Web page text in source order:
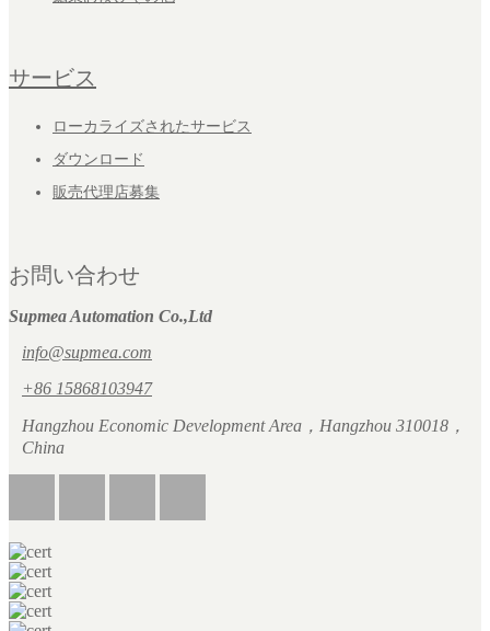
サービス
ローカライズされたサービス
ダウンロード
販売代理店募集
お問い合わせ
Supmea Automation Co.,Ltd
info@supmea.com
+86 15868103947
Hangzhou Economic Development Area，Hangzhou 310018，
China